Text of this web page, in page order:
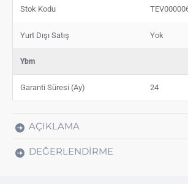
Stok Kodu
Yurt Dışı Satış Yok
Ybm
Garanti Süresi (Ay) 24
AÇIKLAMA
DEĞERLENDIRME